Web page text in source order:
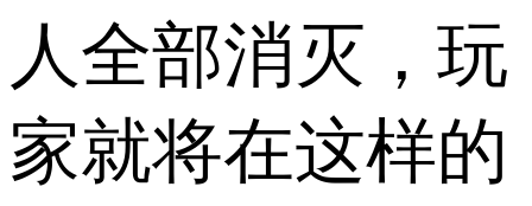
人全部消灭，玩
家就将在这样的